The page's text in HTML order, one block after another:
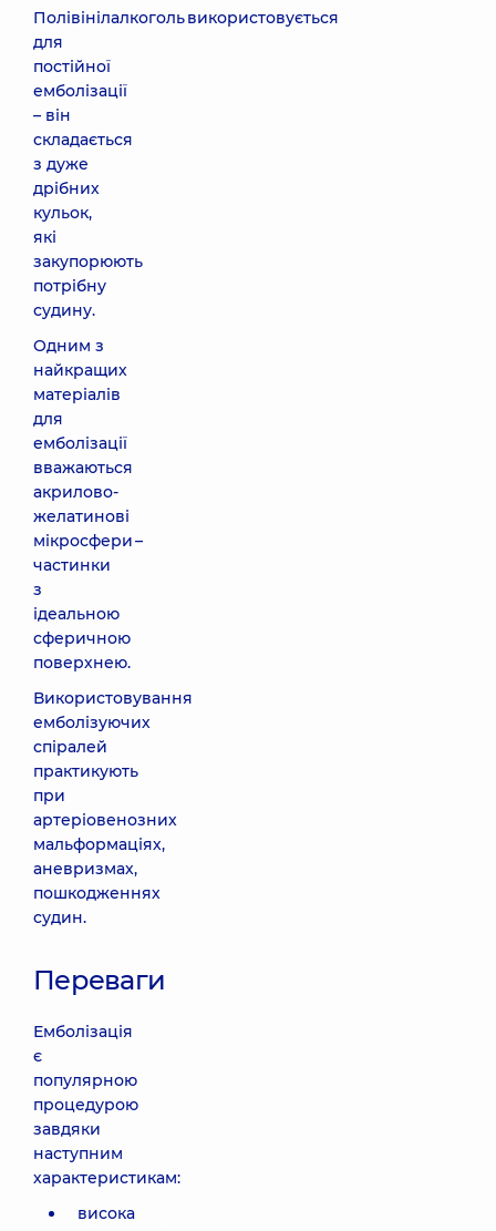
Полівінілалкоголь використовується
для
постійної
емболізації
– він
складається
з дуже
дрібних
кульок,
які
закупорюють
потрібну
судину.
Одним з
найкращих
матеріалів
для
емболізації
вважаються
акрилово-
желатинові
мікросфери –
частинки
з
ідеальною
сферичною
поверхнею.
Використовування
емболізуючих
спіралей
практикують
при
артеріовенозних
мальформаціях,
аневризмах,
пошкодженнях
судин.
Переваги
Емболізація
є
популярною
процедурою
завдяки
наступним
характеристикам:
висока